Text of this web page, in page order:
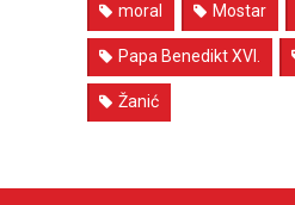
moral Mostar
Papa Benedikt XVI.
Žanić